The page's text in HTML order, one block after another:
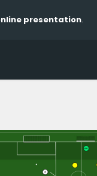
presentation.